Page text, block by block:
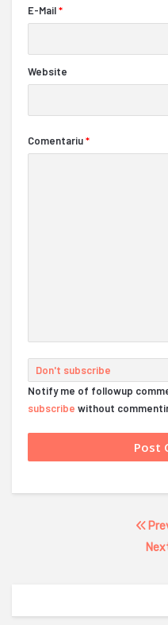
E-Mail*
Website
Comentariu*
Notify me of followup
subscribe without